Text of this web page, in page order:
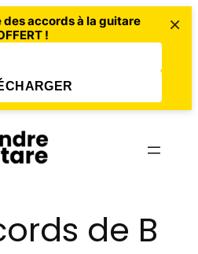
des accords à la guitare
!
×
de B